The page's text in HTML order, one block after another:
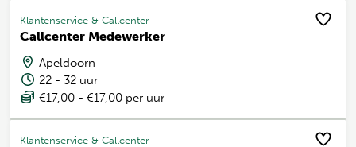
Klantenservice & Callcenter
Callcenter Medewerker
Apeldoorn
22 - 32 uur
€17,00 - €17,00 per uur
Klantenservice & Callcenter